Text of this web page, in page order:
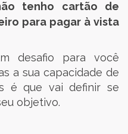
tenho cartão de
para pagar à vista
desafio para você
a sua capacidade de
é que vai definir se
objetivo.